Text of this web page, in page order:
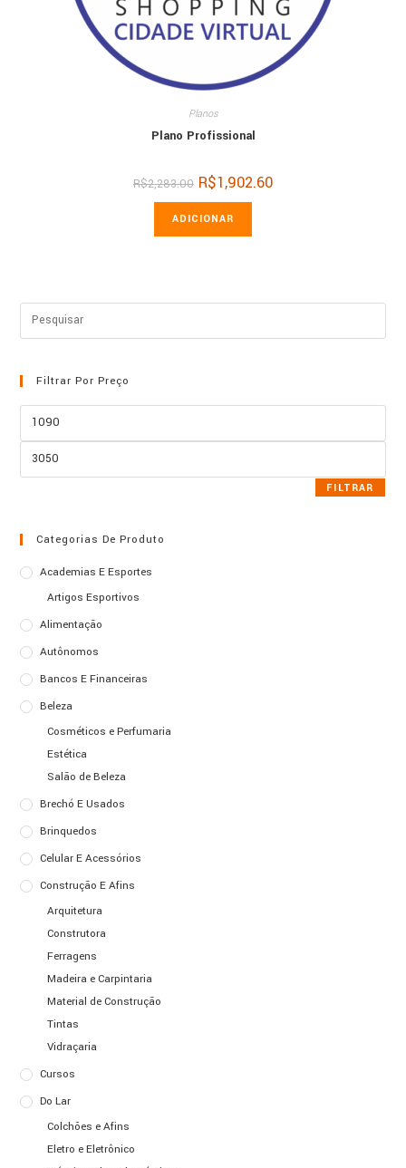
Planos
Plano Profissional
R$2,283.00 O
preço
original
era:
R$1,902.60O
ADICIONAR
Filtrar Por Preço
Preço
Preço
FILTRAR
Categorias De Produto
Academias E Esportes
Artigos Esportivos
Alimentação
Autônomos
Bancos E Financeiras
Beleza
Cosméticos e Perfumaria
Estética
Salão de Beleza
Brechó E Usados
Brinquedos
Celular E Acessórios
Construção E Afins
Arquitetura
Construtora
Ferragens
Madeira e Carpintaria
Material de Construção
Tintas
Vidraçaria
Cursos
Do Lar
Colchões e Afins
Eletro e Eletrônico